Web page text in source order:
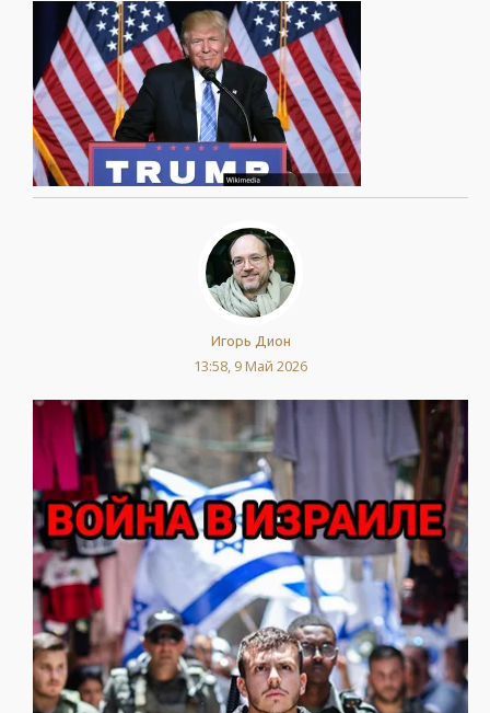
Игорь Дион
13:58, 9 Май 2026